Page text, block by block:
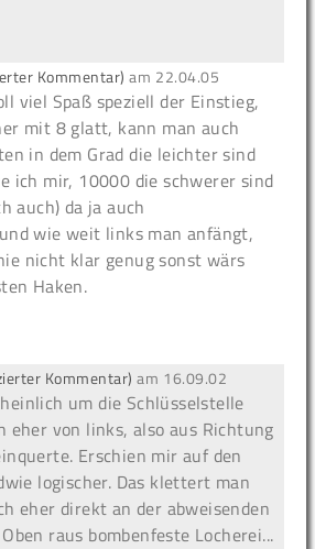
Kommentar) am 22.04.05
viel Spaß speziell der Einstieg,
mit 8 glatt, kann man auch
in dem Grad die leichter sind
ich mir, 10000 die schwerer sind
auch) da ja auch
wie weit links man anfängt,
nicht klar genug sonst wärs
Haken.
Kommentar) am 16.09.02
um die Schlüsselstelle
eher von links, also aus Richtung
Erschien mir auf den
logischer. Das klettert man
eher direkt an der abweisenden
raus bombenfeste Locherei...